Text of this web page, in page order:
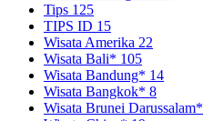
Tips 125
TIPS ID 15
Wisata Amerika 22
Wisata Bali* 105
Wisata Bandung* 14
Wisata Bangkok* 8
Wisata Brunei Darussalam*